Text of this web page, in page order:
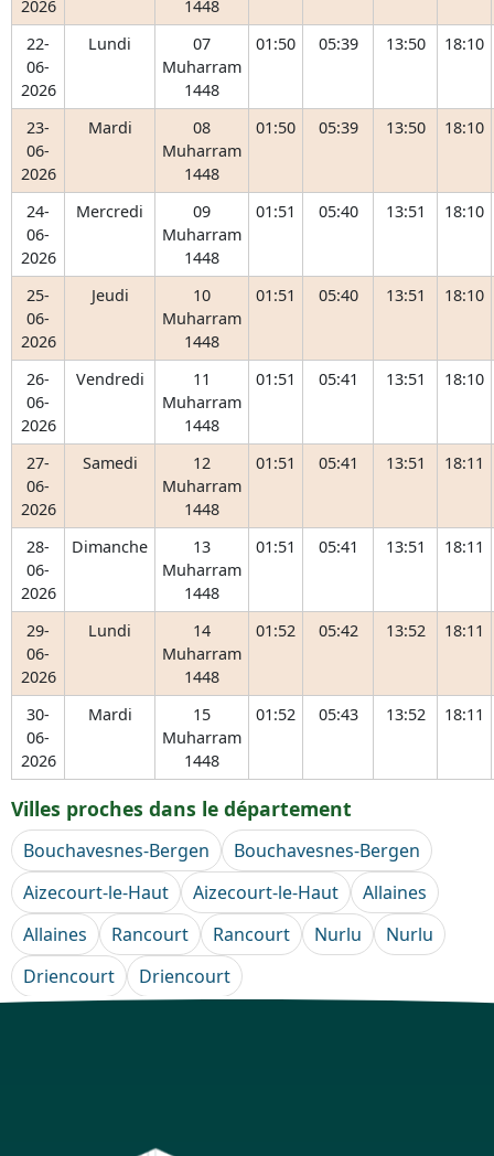
2026
1448
22-
06-
2026
Lundi
07
Muharram
1448
01:50 05:39 13:50 18:10
23-
06-
2026
Mardi
08
Muharram
1448
01:50 05:39 13:50 18:10
24-
06-
2026
Mercredi
09
Muharram
1448
01:51 05:40 13:51 18:10
25-
06-
2026
Jeudi
10
Muharram
1448
01:51 05:40 13:51 18:10
26-
06-
2026
Vendredi
11
Muharram
1448
01:51 05:41 13:51 18:10
27-
06-
2026
Samedi
12
Muharram
1448
01:51 05:41 13:51 18:11
28-
06-
2026
Dimanche
13
Muharram
1448
01:51 05:41 13:51 18:11
29-
06-
2026
Lundi
14
Muharram
1448
01:52 05:42 13:52 18:11
30-
06-
2026
Mardi
15
Muharram
1448
01:52 05:43 13:52 18:11
Villes proches dans le département
Bouchavesnes-Bergen
Bouchavesnes-Bergen
Aizecourt-le-Haut
Aizecourt-le-Haut
Allaines
Allaines
Rancourt Rancourt Nurlu
Nurlu
Driencourt
Driencourt